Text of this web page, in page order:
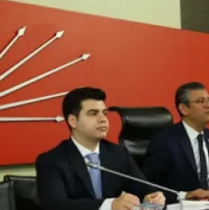
Şırnak
Iğdır
Yalova